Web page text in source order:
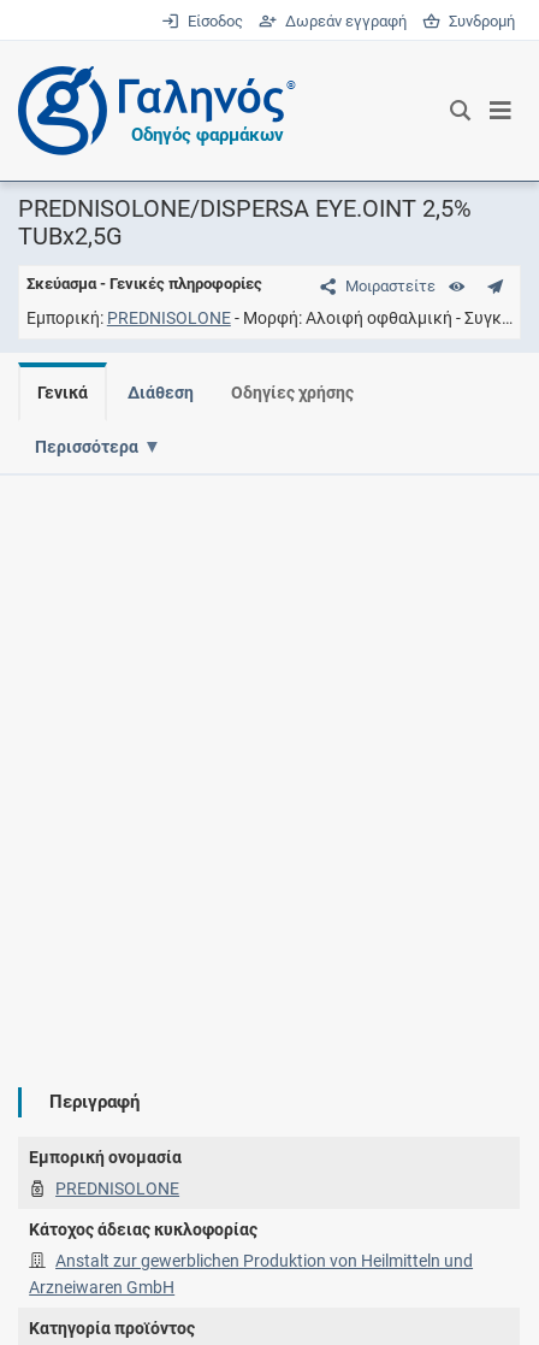
Είσοδος Δωρεάν εγγραφή Συνδρομή
®
Οδηγός φαρμάκων
PREDNISOLONE/DISPERSA EYE.OINT 2,5%
TUBx2,5G
Μοιραστείτε
Σκεύασμα - Γενικές πληροφορίες
Εμπορική PREDNISOLONE Μορφή Aλοιφή οφθαλμική Συγκέντρωση
Γενικά Διάθεση Οδηγίες χρήσης
Περισσότερα
Περιγραφή
Εμπορική ονομασία
PREDNISOLONE
Κάτοχος άδειας κυκλοφορίας
Anstalt zur gewerblichen Produktion von Heilmitteln und
Arzneiwaren GmbH
Κατηγορία προϊόντος